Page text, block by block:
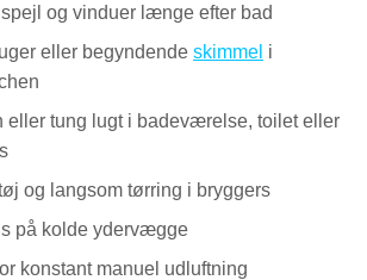
og vinduer længe efter bad
eller begyndende skimmel i
eller tung lugt i badeværelse, toilet eller
og langsom tørring i bryggers
på kolde ydervægge
konstant manuel udluftning